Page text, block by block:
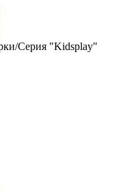
Серия "Kidsplay"